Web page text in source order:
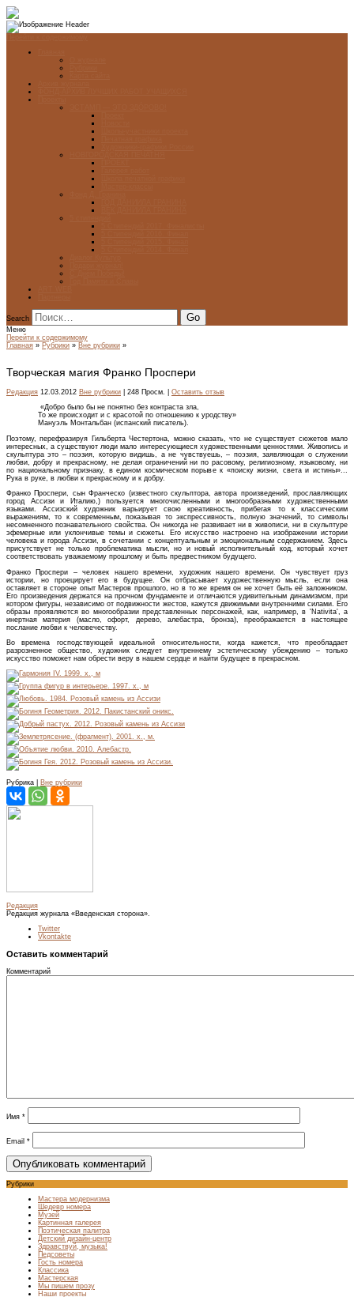
Search
Меню
Перейти к содержимому
Главная » Рубрики » Вне рубрики »
Творческая магия Франко Проспери
Редакция 12.03.2012 Вне рубрики | 248 Просм. | Оставить отзыв
«Добро было бы не понятно без контраста зла,
То же происходит и с красотой по отношению к уродству»
Мануэль Монтальбан (испанский писатель).
Поэтому, перефразируя Гильберта Честертона, можно сказать, что не существует сюжетов мало
интересных, а существуют люди мало интересующиеся художественными ценностями. Живопись и
скульптура это – поэзия, которую видишь, а не чувствуешь, – поэзия, заявляющая о служении
любви, добру и прекрасному, не делая ограничений ни по расовому, религиозному, языковому, ни
по национальному признаку, в едином космическом порыве к «поиску жизни, света и истины»...
Рука в руке, в любви к прекрасному и к добру.
Франко Проспери, сын Франческо (известного скульптора, автора произведений, прославляющих
город Ассизи и Италию,) пользуется многочисленными и многообразными художественными
языками. Ассизский художник варьирует свою креативность, прибегая то к классическим
выражениям, то к современным, показывая то экспрессивность, полную значений, то символы
несомненного познавательного свойства. Он никогда не развивает ни в живописи, ни в скульптуре
эфемерные или уклончивые темы и сюжеты. Его искусство настроено на изображении истории
человека и города Ассизи, в сочетании с концептуальным и эмоциональным содержанием. Здесь
присутствует не только проблематика мысли, но и новый исполнительный код, который хочет
соответствовать уважаемому прошлому и быть предвестником будущего.
Франко Проспери – человек нашего времени, художник нашего времени. Он чувствует груз
истории, но проецирует его в будущее. Он отбрасывает художественную мысль, если она
оставляет в стороне опыт Мастеров прошлого, но в то же время он не хочет быть её заложником.
Его произведения держатся на прочном фундаменте и отличаются удивительным динамизмом, при
котором фигуры, независимо от подвижности жестов, кажутся движимыми внутренними силами. Его
образы проявляются во многообразии представленных персонажей, как, например, в 'Nativita', а
инертная материя (масло, офорт, дерево, алебастра, бронза), преображается в настоящее
послание любви к человечеству.
Во времена господствующей идеальной относительности, когда кажется, что преобладает
разрозненное общество, художник следует внутреннему эстетическому убеждению – только
искусство поможет нам обрести веру в нашем сердце и найти будущее в прекрасном.
Рубрика | Вне рубрики
Редакция
Редакция журнала «Введенская сторона».
Twitter
Vkontakte
Оставить комментарий
Комментарий
Имя *
Email *
Рубрики
Мастера модернизма
Шедевр номера
Музей
Картинная галерея
Поэтическая палитра
Детский дизайн-центр
Здравствуй, музыка!
Педсоветы
Гость номера
Классика
Мастерская
Мы пишем прозу
Наши проекты